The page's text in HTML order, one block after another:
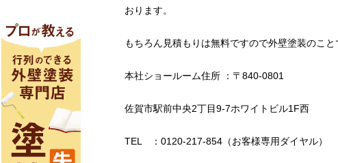
おります。
もちろん見積もりは無料ですので外壁塗装のこ
本社ショールーム住所 ：〒840-0801
佐賀市駅前中央2丁目9-7ホワイトビル1F西
TEL ：0120-217-854（お客様専用ダイヤル）